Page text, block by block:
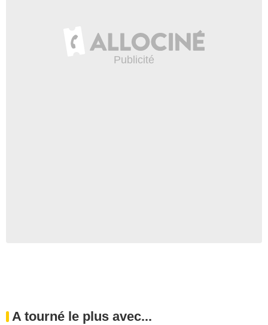
A tourné le plus avec...